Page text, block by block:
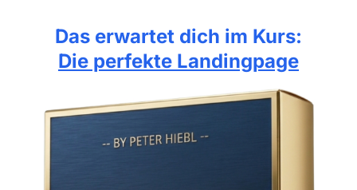
Das erwartet dich im Kurs:
Die perfekte Landingpage